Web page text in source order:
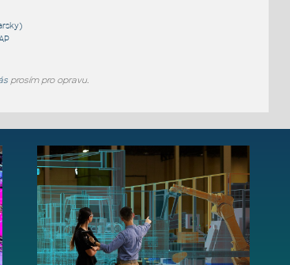
prosím pro opravu.